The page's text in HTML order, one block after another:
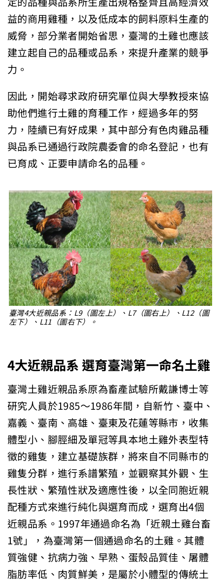
益的商用雞種，以及低成本的飼料原料生產的
威脅，部分業者開始省思，臺灣的土雞也應該
建立起自己的品種或品系，來提升產業的競爭
力。
因此，開始尋求政府研究單位與大學教授來協
助他們進行土雞的育種工作，經過多年的努
力，陸續已有好成果，其中部分有色肉雞品種
與品系已通過行政院農委會的命名登記，也有
已育成、正要申請命名的品種。
臺灣4大近親品系：L9（圖左上）、L7（圖右上）、L12（圖
左下）、L11（圖右下）。
4大近親品系選育臺灣第一命名土雞
臺灣土雞近親品系原為畜產試驗所戴謙博士等
研究人員於1985～1986年間，自新竹、臺中、
嘉義、臺南、高雄、臺東及花蓮等縣市，收集
體型小、腳脛細及單冠等具本地土雞外表型特
徵的雞隻，建立基礎族群，將來自不同縣市的
雞隻分群，進行系譜繁殖，並觀察其外觀、生
長性狀、繁殖性狀及適應性後，以全同胞近親
配種方式來進行純化與選育而成，選育出4個
近親品系。1997年通過命名為「近親土雞台畜
1號」，為臺灣第一個通過命名的土雞。其體
質強健、抗病力強、早熟、蛋殼品質佳、屠體
脂肪率低、肉質鮮美，是屬於小體型的傳統土